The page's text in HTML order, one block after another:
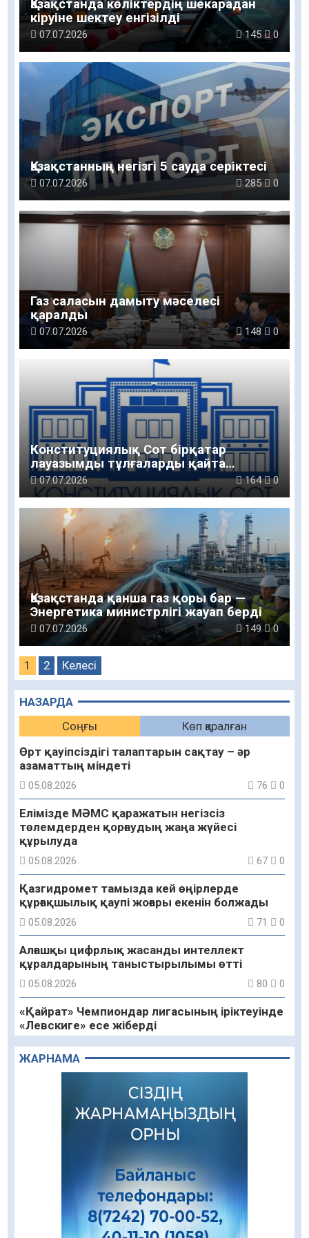
НАЗАРДА
Соңғы
Көп қаралған
Өрт қауіпсіздігі талаптарын сақтау – әр
азаматтың міндеті
05.08.2026 76 0
Елімізде МӘМС қаражатын негізсіз
төлемдерден қорғаудың жаңа жүйесі
құрылуда
05.08.2026 67 0
Қазгидромет тамызда кей өңірлерде
құрғақшылық қаупі жоғары екенін болжады
05.08.2026 71 0
Алғашқы цифрлық жасанды интеллект
құралдарының таныстырылымы өтті
05.08.2026 80 0
«Қайрат» Чемпиондар лигасының іріктеуінде
«Левскиге» есе жіберді
05.08.2026 71 0
«Ұлттық нақыш – заманауи панно» атты
шеберлік сағаты өтті
05.08.2026
Цифрландыру саласын дамыту аясында
салынатын жаңа орталықтың жобасы
Құқықтық статистика және арнайы есепке
алу жөніндегі комитеттің Қызылорда
ЖАРНАМА
Қазақстанда көліктердің шекарадан
кіруіне шектеу енгізілді
07.07.2026 145 0
Қазақстанның негізгі 5 сауда серіктесі
07.07.2026 285 0
Газ саласын дамыту мәселесі
қаралды
07.07.2026 148 0
Конституциялық Сот бірқатар
лауазымды тұлғаларды қайта
тағайындауға қатысты норманы
қолдану тәртібін түсіндірді
07.07.2026 164 0
Қазақстанда қанша газ қоры бар —
Энергетика министрлігі жауап берді
07.07.2026 149 0
1 2 Келесі